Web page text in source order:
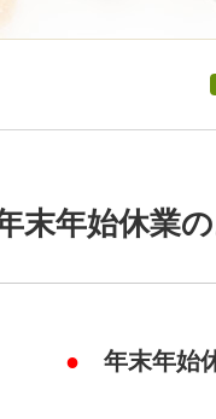
末年始休業
● 年末年始